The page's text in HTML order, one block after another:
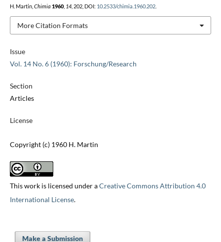
Issue
Vol. 14 No. 6 (1960): Forschung/Research
Section
Articles
License
Copyright (c) 1960 H. Martin
This work is licensed under aCreative Commons Attribution 4.0
International License.
H. Martin, Chimia 1960, 14, 202, DOI: 10.2533/chimia.1960.202.
More Citation Formats
Make a Submission